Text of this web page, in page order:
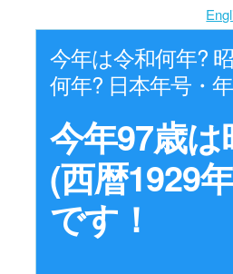
今年は令和何年?
何年? 日本年号・
今年97歳は
(西暦1929
です！